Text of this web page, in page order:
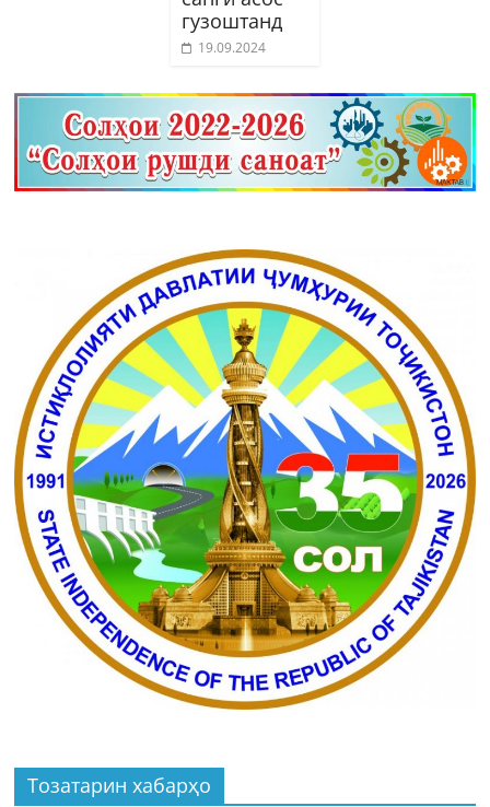
гузоштанд
19.09.2024
Тозатарин хабарҳо